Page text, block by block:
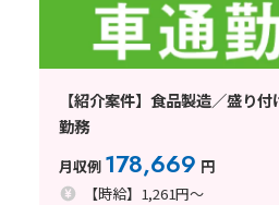
【紹介案件】食品製造／盛り
勤務
月収例 178,669 円
【時給】1,261円～